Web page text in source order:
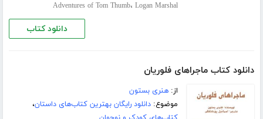
Adventures of Tom Thumb، Logan Marshal
دانلود کتاب
دانلود کتاب ماجراهای فلوریان
از:هنری بستون
موضوع:دانلود رایگان بهترین کتاب‌های داستان،